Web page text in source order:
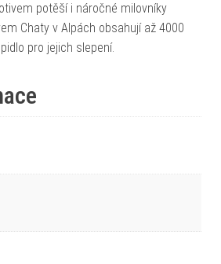
potěší i náročné milovníky
Chaty v Alpách obsahují až 4000
pro jejich slepení.